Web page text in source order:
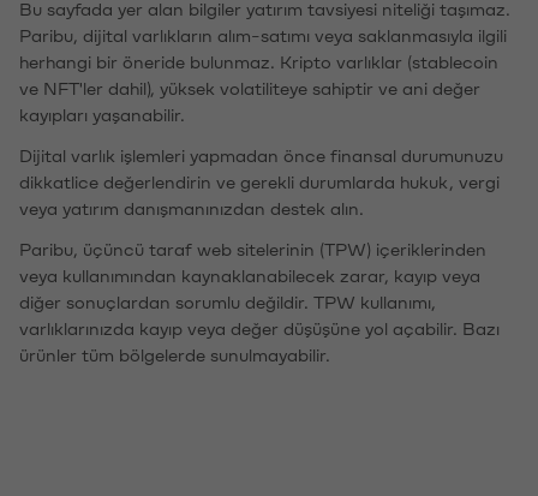
Bu sayfada yer alan bilgiler yatırım tavsiyesi niteliği taşımaz.
Paribu, dijital varlıkların alım-satımı veya saklanmasıyla ilgili
herhangi bir öneride bulunmaz. Kripto varlıklar (stablecoin
ve NFT'ler dahil), yüksek volatiliteye sahiptir ve ani değer
kayıpları yaşanabilir.
Dijital varlık işlemleri yapmadan önce finansal durumunuzu
dikkatlice değerlendirin ve gerekli durumlarda hukuk, vergi
veya yatırım danışmanınızdan destek alın.
Paribu, üçüncü taraf web sitelerinin (TPW) içeriklerinden
veya kullanımından kaynaklanabilecek zarar, kayıp veya
diğer sonuçlardan sorumlu değildir. TPW kullanımı,
varlıklarınızda kayıp veya değer düşüşüne yol açabilir. Bazı
ürünler tüm bölgelerde sunulmayabilir.